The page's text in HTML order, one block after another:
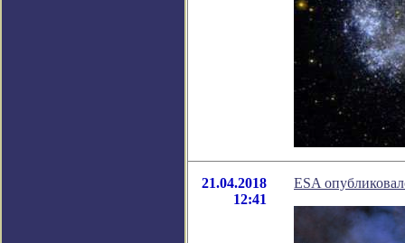
21.04.2018
12:41
ESA